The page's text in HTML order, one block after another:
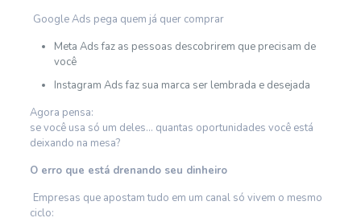
Google Ads pega quem já quer comprar
Meta Ads faz as pessoas descobrirem que precisam de
você
Instagram Ads faz sua marca ser lembrada e desejada
Agora pensa:
se você usa só um deles… quantas oportunidades você está
deixando na mesa?
O erro que está drenando seu dinheiro
Empresas que apostam tudo em um canal só vivem o mesmo
ciclo: